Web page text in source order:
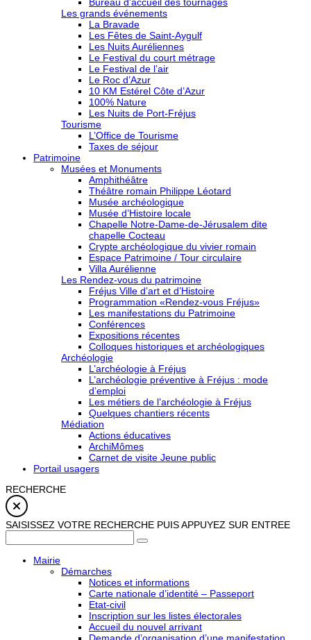
Les grands événements
La Bravade
Les Fêtes de Saint-Aygulf
Les Nuits Auréliennes
Le Festival du court métrage
Le Festival de l’air
Le Roc d’Azur
10 KM Estérel Côte d’Azur
100% Nature
Les Nuits de Port-Fréjus
Tourisme
L’Office de Tourisme
Taxes de séjour
Patrimoine
Musées et Monuments
Amphithéâtre
Théâtre romain Philippe Léotard
Musée archéologique
Musée d’Histoire locale
Chapelle Notre-Dame-de-Jérusalem dite
chapelle Cocteau
Crypte archéologique du vivier romain
Espace Patrimoine / Tour circulaire
Villa Aurélienne
Les Rendez-vous du patrimoine
Fréjus Ville d’art et d’Histoire
Programmation «Rendez-vous Fréjus»
Les manifestations du Patrimoine
Conférences
Expositions récentes
Colloques historiques et archéologiques
Archéologie
L’archéologie à Fréjus
L’archéologie préventive à Fréjus : mode
d’emploi
Les métiers de l’archéologie à Fréjus
Quelques chantiers récents
Médiation
Actions éducatives
ArchiMômes
Carnet de visite Jeune public
Portail usagers
RECHERCHE
SAISISSEZ VOTRE RECHERCHE PUIS APPUYEZ SUR ENTREE
Mairie
Démarches
Notices et informations
Carte nationale d’identité – Passeport
Etat-civil
Inscription sur les listes électorales
Accueil du nouvel arrivant